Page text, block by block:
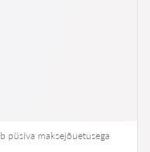
püsiva maksejõuetusega